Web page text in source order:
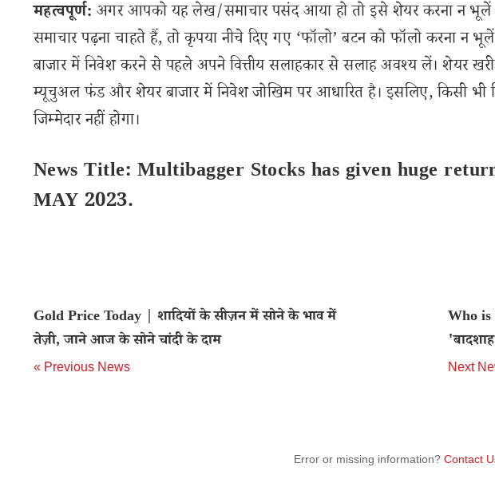
महत्वपूर्ण: अगर आपको यह लेख/समाचार पसंद आया हो तो इसे शेयर करना न
समाचार पढ़ना चाहते हैं, तो कृपया नीचे दिए गए ‘फॉलो’ बटन को फॉलो करना न
बाजार में निवेश करने से पहले अपने वित्तीय सलाहकार से सलाह अवश्य लें। शेयर
म्यूचुअल फंड और शेयर बाजार में निवेश जोखिम पर आधारित है। इसलिए, किसी भी
जिम्मेदार नहीं होगा।
News Title: Multibagger Stocks has given huge
MAY 2023.
Gold Price Today | शादियों के सीज़न में सोने के भाव में
तेज़ी, जाने आज के सोने चांदी के दाम
« Previous News
Who is
Next
Error or missing information? Contact